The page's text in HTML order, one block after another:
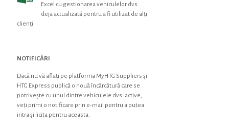
Excel cu gestionarea vehiculelor dvs.
deja actualizată pentru a fi utilizat de alți
clienți.
NOTIFICĂRI
Dacă nu vă aflați pe platforma MyHTG Suppliers și
HTG Express publică o nouă încărcătură care se
potrivește cu unul dintre vehiculele dvs. active,
veți primi o notificare prin e-mail pentru a putea
intra și licita pentru aceasta.